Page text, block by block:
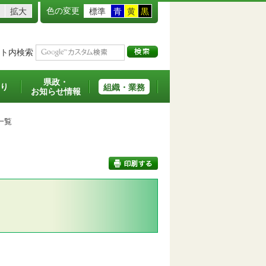
拡大 色の変更 標準 青 黄 黒
内検索
県政・
お知らせ情報
組織・業務
覧